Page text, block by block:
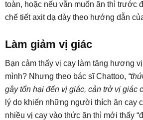
toàn, hoặc nếu vẫn muốn ăn thì trước
chế tiết axit dạ dày theo hướng dẫn
Làm giảm vị giác
Bạn cảm thấy vị cay làm tăng hương
mình? Nhưng theo bác sĩ Chattoo,
gây tổn hại đến vị giác, cản trở vị giác
lý do khiến những người thích ăn cay
nhiều vị cay vào thức ăn thì mới thấy